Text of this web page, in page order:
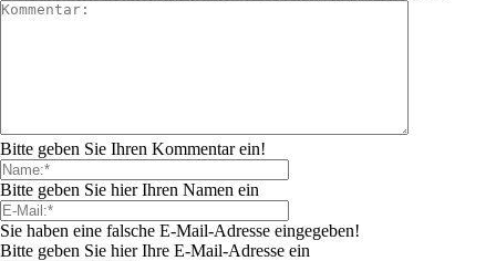
Bitte geben Sie Ihren Kommentar ein!
Bitte geben Sie hier Ihren Namen ein
Sie haben eine falsche E-Mail-Adresse eingegeben!
Bitte geben Sie hier Ihre E-Mail-Adresse ein